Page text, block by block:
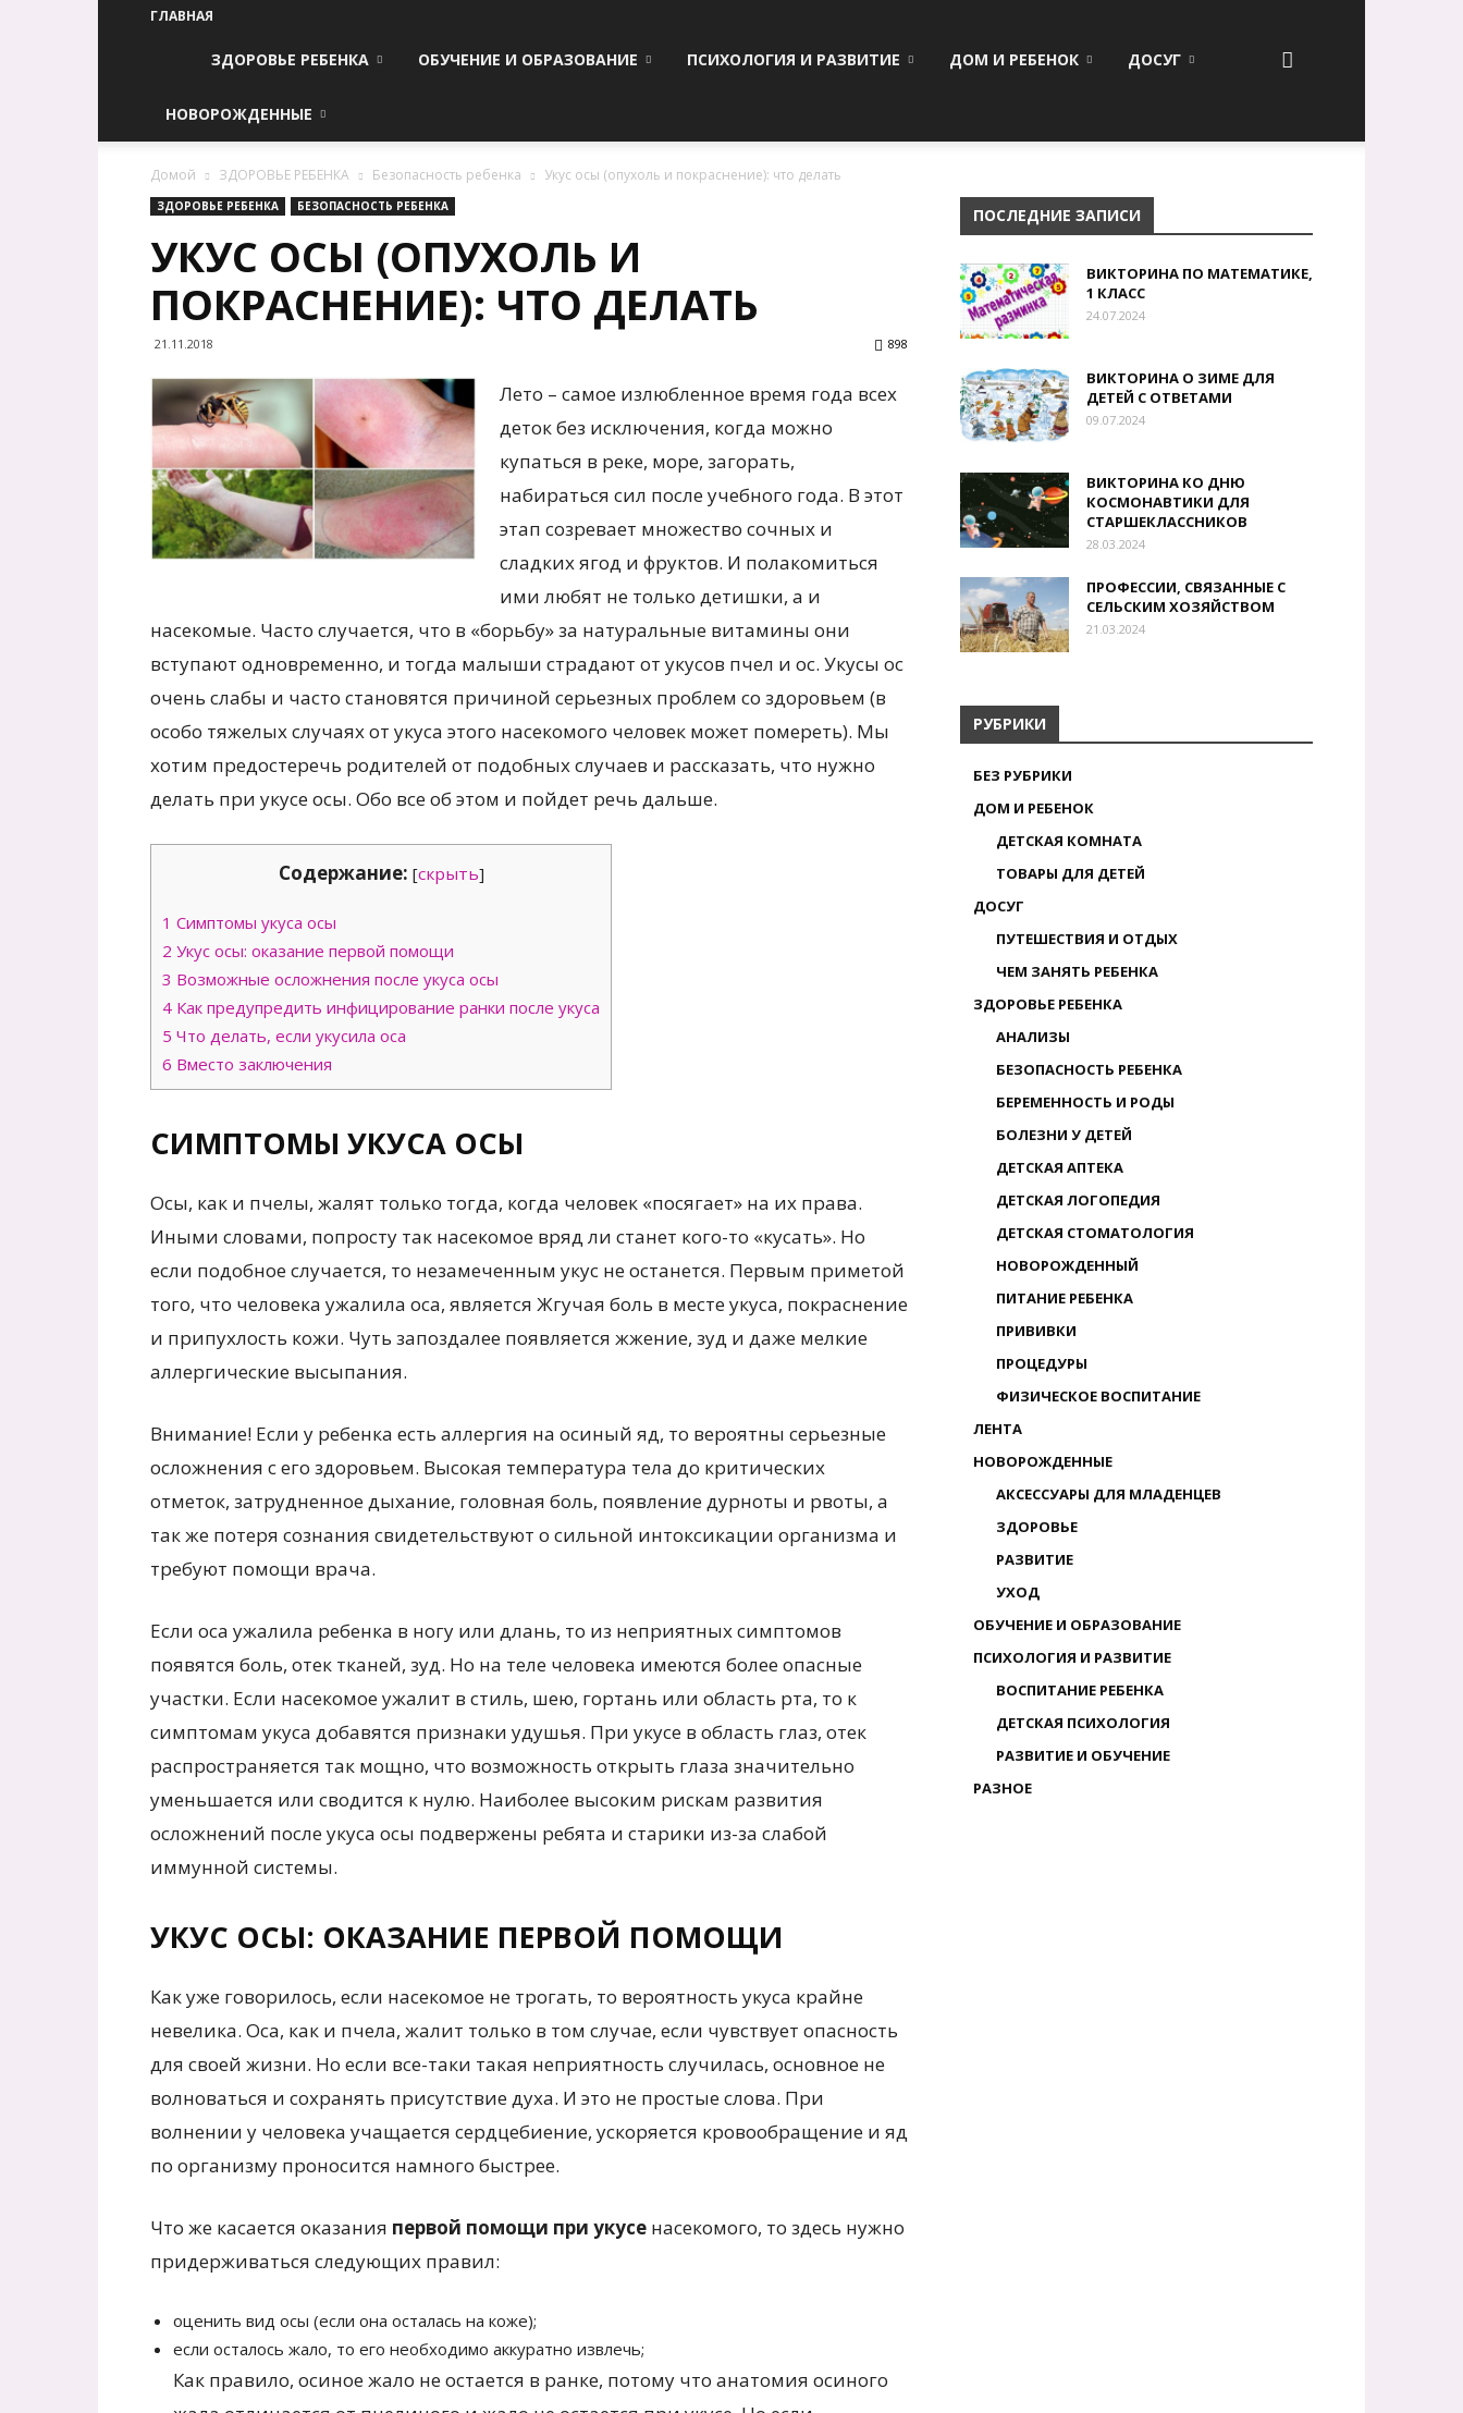
ГЛАВНАЯ
ЗДОРОВЬЕ РЕБЕНКА ОБУЧЕНИЕ И ОБРАЗОВАНИЕ ПСИХОЛОГИЯ И РАЗВИТИЕ ДОМ И РЕБЕНОК ДОСУГ
НОВОРОЖДЕННЫЕ
Домой ЗДОРОВЬЕ РЕБЕНКА Безопасность ребенка Укус осы (опухоль и покраснение): что делать
ЗДОРОВЬЕ РЕБЕНКА БЕЗОПАСНОСТЬ РЕБЕНКА
УКУС ОСЫ (ОПУХОЛЬ И
ПОКРАСНЕНИЕ): ЧТО ДЕЛАТЬ
21.11.2018 898
Лето – самое излюбленное время года всех
деток без исключения, когда можно
купаться в реке, море, загорать,
набираться сил после учебного года. В этот
этап созревает множество сочных и
сладких ягод и фруктов. И полакомиться
ими любят не только детишки, а и
насекомые. Часто случается, что в «борьбу» за натуральные витамины они
вступают одновременно, и тогда малыши страдают от укусов пчел и ос. Укусы ос
очень слабы и часто становятся причиной серьезных проблем со здоровьем (в
особо тяжелых случаях от укуса этого насекомого человек может помереть). Мы
хотим предостеречь родителей от подобных случаев и рассказать, что нужно
делать при укусе осы. Обо все об этом и пойдет речь дальше.
Содержание: [скрыть]
1 Симптомы укуса осы
2 Укус осы: оказание первой помощи
3 Возможные осложнения после укуса осы
4 Как предупредить инфицирование ранки после укуса
5 Что делать, если укусила оса
6 Вместо заключения
СИМПТОМЫ УКУСА ОСЫ
Осы, как и пчелы, жалят только тогда, когда человек «посягает» на их права.
Иными словами, попросту так насекомое вряд ли станет кого-то «кусать». Но
если подобное случается, то незамеченным укус не останется. Первым приметой
того, что человека ужалила оса, является Жгучая боль в месте укуса, покраснение
и припухлость кожи. Чуть запоздалее появляется жжение, зуд и даже мелкие
аллергические высыпания.
Внимание! Если у ребенка есть аллергия на осиный яд, то вероятны серьезные
осложнения с его здоровьем. Высокая температура тела до критических
отметок, затрудненное дыхание, головная боль, появление дурноты и рвоты, а
так же потеря сознания свидетельствуют о сильной интоксикации организма и
требуют помощи врача.
Если оса ужалила ребенка в ногу или длань, то из неприятных симптомов
появятся боль, отек тканей, зуд. Но на теле человека имеются более опасные
участки. Если насекомое ужалит в стиль, шею, гортань или область рта, то к
симптомам укуса добавятся признаки удушья. При укусе в область глаз, отек
распространяется так мощно, что возможность открыть глаза значительно
уменьшается или сводится к нулю. Наиболее высоким рискам развития
осложнений после укуса осы подвержены ребята и старики из-за слабой
иммунной системы.
УКУС ОСЫ: ОКАЗАНИЕ ПЕРВОЙ ПОМОЩИ
Как уже говорилось, если насекомое не трогать, то вероятность укуса крайне
невелика. Оса, как и пчела, жалит только в том случае, если чувствует опасность
для своей жизни. Но если все-таки такая неприятность случилась, основное не
волноваться и сохранять присутствие духа. И это не простые слова. При
волнении у человека учащается сердцебиение, ускоряется кровообращение и яд
по организму проносится намного быстрее.
Что же касается оказания первой помощи при укусе насекомого, то здесь нужно
придерживаться следующих правил:
оценить вид осы (если она осталась на коже);
если осталось жало, то его необходимо аккуратно извлечь;
Как правило, осиное жало не остается в ранке, потому что анатомия осиного
ПОСЛЕДНИЕ ЗАПИСИ
ВИКТОРИНА ПО МАТЕМАТИКЕ,
1 КЛАСС
24.07.2024
ВИКТОРИНА О ЗИМЕ ДЛЯ
ДЕТЕЙ С ОТВЕТАМИ
09.07.2024
ВИКТОРИНА КО ДНЮ
КОСМОНАВТИКИ ДЛЯ
СТАРШЕКЛАССНИКОВ
28.03.2024
ПРОФЕССИИ, СВЯЗАННЫЕ С
СЕЛЬСКИМ ХОЗЯЙСТВОМ
21.03.2024
РУБРИКИ
БЕЗ РУБРИКИ
ДОМ И РЕБЕНОК
ДЕТСКАЯ КОМНАТА
ТОВАРЫ ДЛЯ ДЕТЕЙ
ДОСУГ
ПУТЕШЕСТВИЯ И ОТДЫХ
ЧЕМ ЗАНЯТЬ РЕБЕНКА
ЗДОРОВЬЕ РЕБЕНКА
АНАЛИЗЫ
БЕЗОПАСНОСТЬ РЕБЕНКА
БЕРЕМЕННОСТЬ И РОДЫ
БОЛЕЗНИ У ДЕТЕЙ
ДЕТСКАЯ АПТЕКА
ДЕТСКАЯ ЛОГОПЕДИЯ
ДЕТСКАЯ СТОМАТОЛОГИЯ
НОВОРОЖДЕННЫЙ
ПИТАНИЕ РЕБЕНКА
ПРИВИВКИ
ПРОЦЕДУРЫ
ФИЗИЧЕСКОЕ ВОСПИТАНИЕ
ЛЕНТА
НОВОРОЖДЕННЫЕ
АКСЕССУАРЫ ДЛЯ МЛАДЕНЦЕВ
ЗДОРОВЬЕ
РАЗВИТИЕ
УХОД
ОБУЧЕНИЕ И ОБРАЗОВАНИЕ
ПСИХОЛОГИЯ И РАЗВИТИЕ
ВОСПИТАНИЕ РЕБЕНКА
ДЕТСКАЯ ПСИХОЛОГИЯ
РАЗВИТИЕ И ОБУЧЕНИЕ
РАЗНОЕ